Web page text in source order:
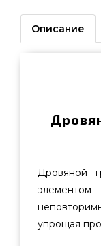
Описание
Дровяной
упрощая